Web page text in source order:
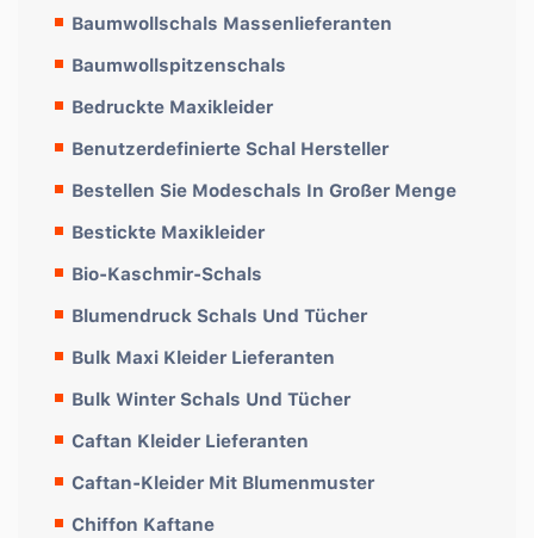
Baumwollschals Massenlieferanten
Baumwollspitzenschals
Bedruckte Maxikleider
Benutzerdefinierte Schal Hersteller
Bestellen Sie Modeschals In Großer Menge
Bestickte Maxikleider
Bio-Kaschmir-Schals
Blumendruck Schals Und Tücher
Bulk Maxi Kleider Lieferanten
Bulk Winter Schals Und Tücher
Caftan Kleider Lieferanten
Caftan-Kleider Mit Blumenmuster
Chiffon Kaftane